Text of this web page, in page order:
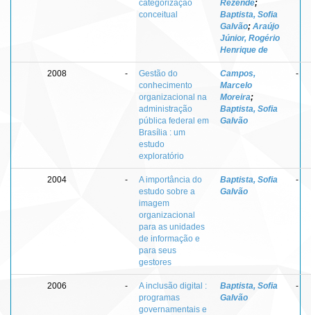
categorização
conceitual
Rezende;
Baptista, Sofia
Galvão; Araújo
Júnior, Rogério
Henrique de
2008 -
Gestão do
conhecimento
organizacional na
administração
pública federal em
Brasília : um
estudo
exploratório
Campos,
Marcelo
Moreira;
Baptista, Sofia
Galvão
-
2004 -
A importância do
estudo sobre a
imagem
organizacional
para as unidades
de informação e
para seus
gestores
Baptista, Sofia
Galvão
-
2006 -
A inclusão digital :
programas
governamentais e
Baptista, Sofia
Galvão
-